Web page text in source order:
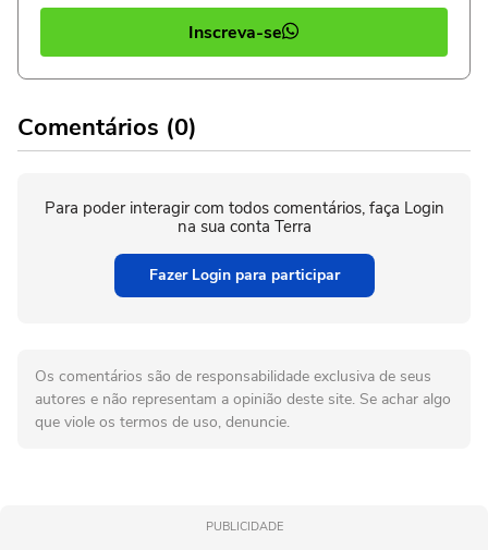
Inscreva-se
Comentários (0)
Para poder interagir com todos comentários, faça Login
na sua conta Terra
Fazer Login para participar
Os comentários são de responsabilidade exclusiva de seus
autores e não representam a opinião deste site. Se achar algo
que viole os termos de uso, denuncie.
PUBLICIDADE